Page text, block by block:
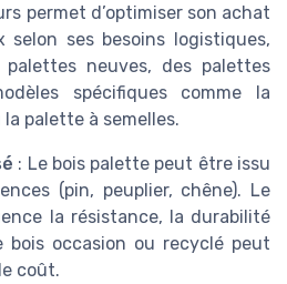
permet d’optimiser son achat
selon ses besoins logistiques,
neuves, des palettes
spécifiques comme la
la palette à semelles.
: Le bois palette peut être issu
(pin, peuplier, chêne). Le
la résistance, la durabilité
occasion ou recyclé peut
coût.